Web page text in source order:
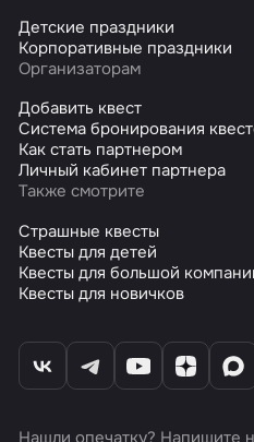
Детские праздники
Корпоративные праздники
Организаторам
Добавить квест
Система бронирования
Как стать партнером
Личный кабинет партнера
Также смотрите
Страшные квесты
Квесты для детей
Квесты для большой
Квесты для новичков